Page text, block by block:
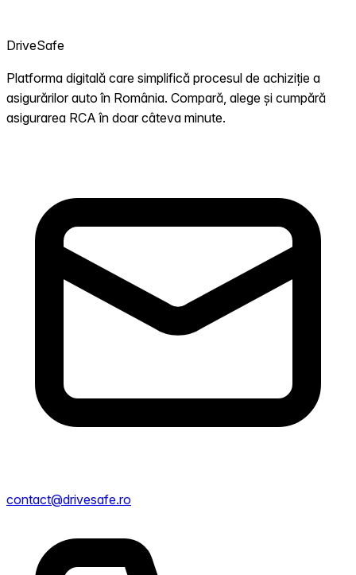
DriveSafe
Platforma digitală care simplifică procesul de achiziție a
asigurărilor auto în România. Compară, alege și cumpără
asigurarea RCA în doar câteva minute.
contact@drivesafe.ro